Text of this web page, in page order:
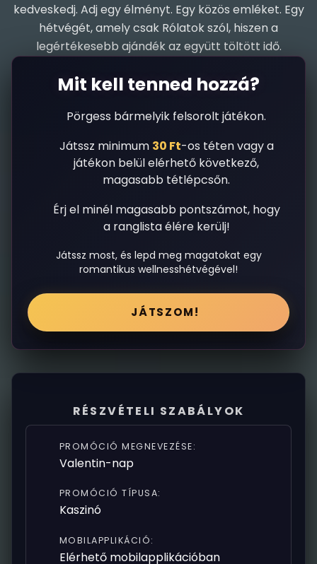
kedveskedj. Adj egy élményt. Egy közös emléket. Egy
hétvégét, amely csak Rólatok szól, hiszen a
legértékesebb ajándék az együtt töltött idő.
Mit kell tenned hozzá?
Pörgess bármelyik felsorolt játékon.
Játssz minimum 30 Ft-os téten vagy a
játékon belül elérhető következő,
magasabb tétlépcsőn.
Érj el minél magasabb pontszámot, hogy
a ranglista élére kerülj!
Játssz most, és lepd meg magatokat egy
romantikus wellnesshétvégével!
JÁTSZOM!
RÉSZVÉTELI SZABÁLYOK
PROMÓCIÓ MEGNEVEZÉSE:
Valentin-nap
PROMÓCIÓ TÍPUSA:
Kaszinó
MOBILAPPLIKÁCIÓ:
Elérhető mobilapplikációban